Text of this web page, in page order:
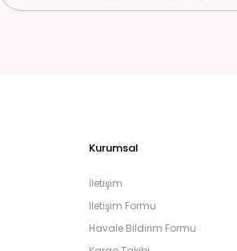
Kurumsal
İletişim
İletişim Formu
Havale Bildirim Formu